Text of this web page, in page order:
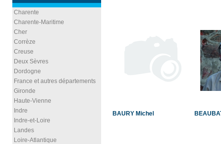
Charente
Charente-Maritime
Cher
Corrèze
Creuse
Deux Sèvres
Dordogne
France et autres départements
Gironde
Haute-Vienne
Indre
Indre-et-Loire
Landes
Loire-Atlantique
BAURY Michel